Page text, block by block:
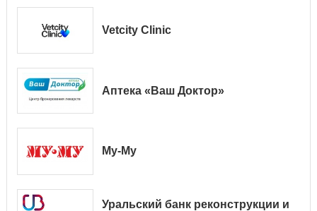
Vetcity Clinic
Аптека «Ваш Доктор»
Му-Му
Уральский банк реконструкции и